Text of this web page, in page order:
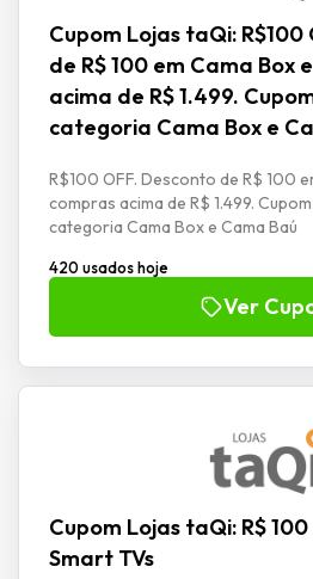
Cupom Lojas taQi: R$100
de R$ 100 em Cama Box
acima de R$ 1.499.
categoria Cama Box e
R$100 OFF. Desconto de R$ 100
compras acima de R$ 1.499.
categoria Cama Box e Cama Baú
420 usados hoje
Ver
Cupom Lojas taQi: R$
Smart TVs